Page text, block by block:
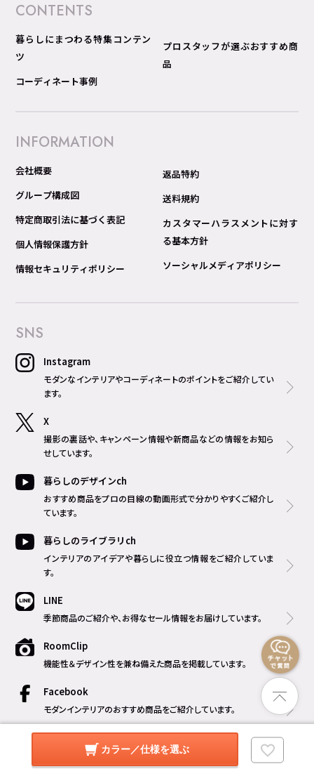
カラー／仕様を選ぶ
CONTENTS
暮らしにまつわる特集コンテン
ツ
コーディネート事例
プロスタッフが選ぶおすすめ商
品
INFORMATION
会社概要
グループ構成図
特定商取引法に基づく表記
個人情報保護方針
情報セキュリティポリシー
返品特約
送料規約
カスタマーハラスメントに対す
る基本方針
ソーシャルメディアポリシー
SNS
Instagram
モダンなインテリアやコーディネートのポイントをご紹介してい
ます。
X
撮影の裏話や、キャンペーン情報や新商品などの情報をお知ら
せしています。
暮らしのデザインch
おすすめ商品をプロの目線の動画形式で分かりやすくご紹介し
ています。
暮らしのライブラリch
インテリアのアイデアや暮らしに役立つ情報をご紹介していま
す。
LINE
季節商品のご紹介や、お得なセール情報をお届けしています。
RoomClip
機能性＆デザイン性を兼ね備えた商品を掲載しています。
Facebook
モダンインテリアのおすすめ商品をご紹介しています。
Threads
新商品やおすすめ商品、撮影の裏話などをご紹介しています。